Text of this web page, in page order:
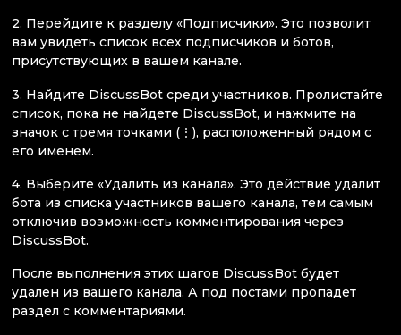
2. Перейдите к разделу «Подписчики». Это позволит
вам увидеть список всех подписчиков и ботов,
присутствующих в вашем канале.
3. Найдите DiscussBot среди участников. Пролистайте
список, пока не найдете DiscussBot, и нажмите на
значок с тремя точками (⋮), расположенный рядом с
его именем.
4. Выберите «Удалить из канала». Это действие удалит
бота из списка участников вашего канала, тем самым
отключив возможность комментирования через
DiscussBot.
После выполнения этих шагов DiscussBot будет
удален из вашего канала. А под постами пропадет
раздел с комментариями.